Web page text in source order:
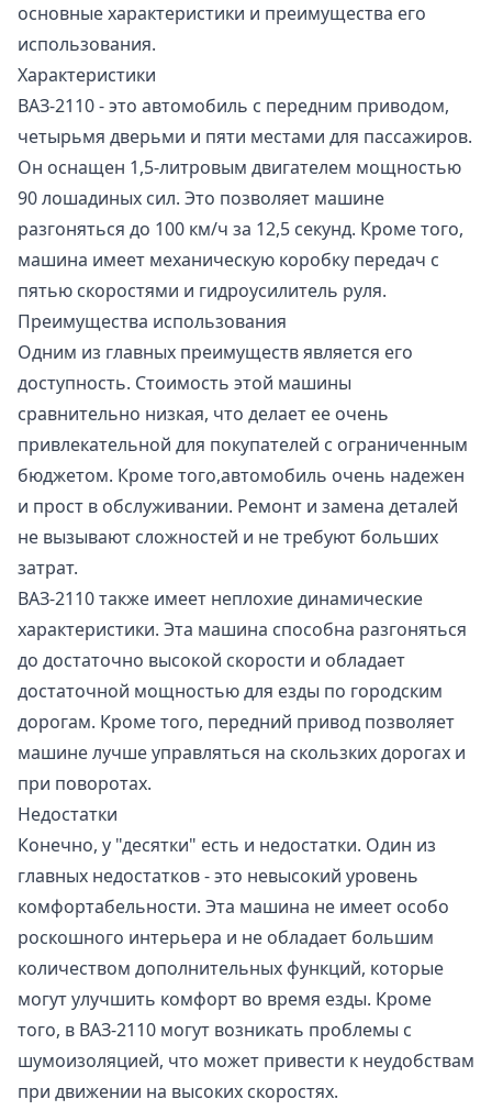
основные характеристики и преимущества его
использования.
Характеристики
ВАЗ-2110 - это автомобиль с передним приводом,
четырьмя дверьми и пяти местами для пассажиров.
Он оснащен 1,5-литровым двигателем мощностью
90 лошадиных сил. Это позволяет машине
разгоняться до 100 км/ч за 12,5 секунд. Кроме того,
машина имеет механическую коробку передач с
пятью скоростями и гидроусилитель руля.
Преимущества использования
Одним из главных преимуществ является его
доступность. Стоимость этой машины
сравнительно низкая, что делает ее очень
привлекательной для покупателей с ограниченным
бюджетом. Кроме того,автомобиль очень надежен
и прост в обслуживании. Ремонт и замена деталей
не вызывают сложностей и не требуют больших
затрат.
ВАЗ-2110 также имеет неплохие динамические
характеристики. Эта машина способна разгоняться
до достаточно высокой скорости и обладает
достаточной мощностью для езды по городским
дорогам. Кроме того, передний привод позволяет
машине лучше управляться на скользких дорогах и
при поворотах.
Недостатки
Конечно, у "десятки" есть и недостатки. Один из
главных недостатков - это невысокий уровень
комфортабельности. Эта машина не имеет особо
роскошного интерьера и не обладает большим
количеством дополнительных функций, которые
могут улучшить комфорт во время езды. Кроме
того, в ВАЗ-2110 могут возникать проблемы с
шумоизоляцией, что может привести к неудобствам
при движении на высоких скоростях.